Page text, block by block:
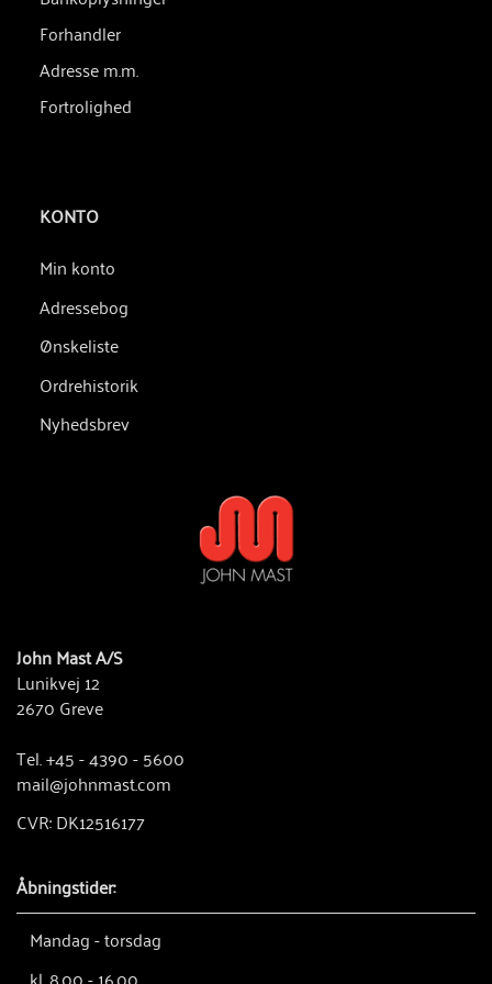
Forhandler
Adresse m.m.
Fortrolighed
KONTO
Min konto
Adressebog
Ønskeliste
Ordrehistorik
Nyhedsbrev
John Mast A/S
Lunikvej 12
2670 Greve
Tel. +45 - 4390 - 5600
mail@johnmast.com
CVR: DK12516177
Åbningstider:
Mandag - torsdag